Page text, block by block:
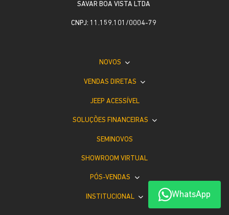
WhatsApp
SAVAR BOA VISTA LTDA
CNPJ: 11.159.101/0004-79
NOVOS
VENDAS DIRETAS
JEEP ACESSÍVEL
SOLUÇÕES FINANCEIRAS
SEMINOVOS
SHOWROOM VIRTUAL
PÓS-VENDAS
INSTITUCIONAL